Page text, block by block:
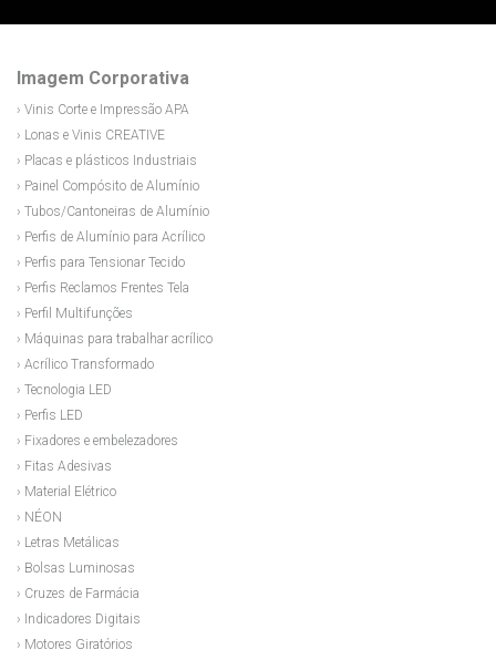
Imagem Corporativa
› Vinis Corte e Impressão APA
› Lonas e Vinis CREATIVE
› Placas e plásticos Industriais
› Painel Compósito de Alumínio
› Tubos/Cantoneiras de Alumínio
› Perfis de Alumínio para Acrílico
› Perfis para Tensionar Tecido
› Perfis Reclamos Frentes Tela
› Perfil Multifunções
› Máquinas para trabalhar acrílico
› Acrílico Transformado
› Tecnologia LED
› Perfis LED
› Fixadores e embelezadores
› Fitas Adesivas
› Material Elétrico
› NÉON
› Letras Metálicas
› Bolsas Luminosas
› Cruzes de Farmácia
› Indicadores Digitais
› Motores Giratórios